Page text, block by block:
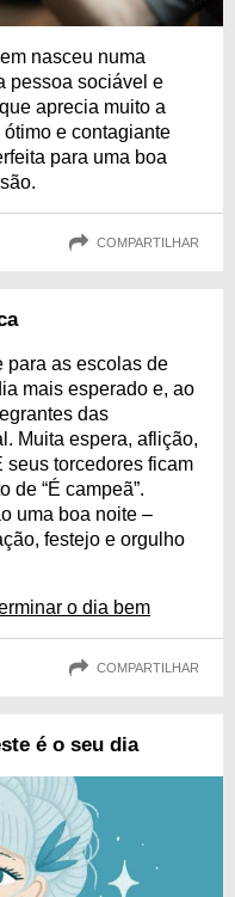
nasceu numa
pessoa sociável e
aprecia muito a
e contagiante
para uma boa
COMPARTILHAR
para as escolas de
mais esperado e, ao
das
Muita espera, aflição,
seus torcedores ficam
de “É campeã”.
uma boa noite –
festejo e orgulho
o dia bem
COMPARTILHAR
é o seu dia